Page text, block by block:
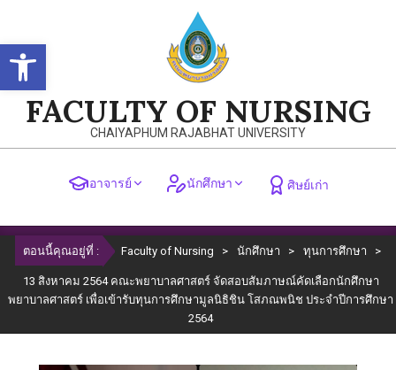
Open toolbar
content
FACULTY OF NURSING
CHAIYAPHUM RAJABHAT UNIVERSITY
อาจารย์ นักศึกษา ศิษย์เก่า
Primary
Navigation
Menu
ตอนนี้คุณอยู่ที่ : Faculty of Nursing > นักศึกษา > ทุนการศึกษา >
13 สิงหาคม 2564 คณะพยาบาลศาสตร์ จัดสอบสัมภาษณ์คัดเลือกนักศึกษา
พยาบาลศาสตร์ เพื่อเข้ารับทุนการศึกษามูลนิธิชิน โสภณพนิช ประจำปีการศึกษา
2564